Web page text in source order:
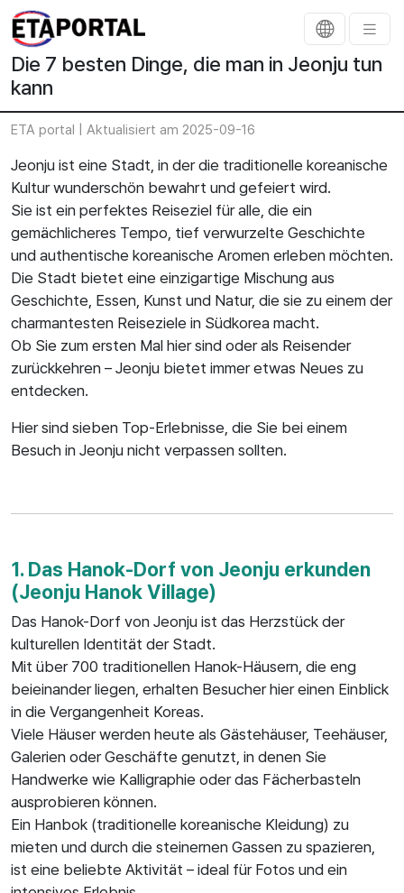
Die 7 besten Dinge, die man in Jeonju tun
kann
ETA portal | Aktualisiert am 2025-09-16
Jeonju ist eine Stadt, in der die traditionelle koreanische
Kultur wunderschön bewahrt und gefeiert wird.
Sie ist ein perfektes Reiseziel für alle, die ein
gemächlicheres Tempo, tief verwurzelte Geschichte
und authentische koreanische Aromen erleben möchten.
Die Stadt bietet eine einzigartige Mischung aus
Geschichte, Essen, Kunst und Natur, die sie zu einem der
charmantesten Reiseziele in Südkorea macht.
Ob Sie zum ersten Mal hier sind oder als Reisender
zurückkehren – Jeonju bietet immer etwas Neues zu
entdecken.
Hier sind sieben Top-Erlebnisse, die Sie bei einem
Besuch in Jeonju nicht verpassen sollten.
1. Das Hanok-Dorf von Jeonju erkunden
(Jeonju Hanok Village)
Das Hanok-Dorf von Jeonju ist das Herzstück der
kulturellen Identität der Stadt.
Mit über 700 traditionellen Hanok-Häusern, die eng
beieinander liegen, erhalten Besucher hier einen Einblick
in die Vergangenheit Koreas.
Viele Häuser werden heute als Gästehäuser, Teehäuser,
Galerien oder Geschäfte genutzt, in denen Sie
Handwerke wie Kalligraphie oder das Fächerbasteln
ausprobieren können.
Ein Hanbok (traditionelle koreanische Kleidung) zu
mieten und durch die steinernen Gassen zu spazieren,
ist eine beliebte Aktivität – ideal für Fotos und ein